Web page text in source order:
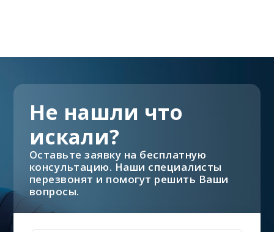
Не нашли что
искали?
Оставьте заявку на бесплатную
консультацию. Наши специалисты
перезвонят и помогут решить Ваши
вопросы.